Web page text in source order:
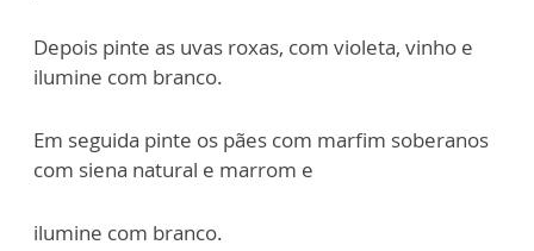
Depois pinte as uvas roxas, com violeta, vinho e
ilumine com branco.
Em seguida pinte os pães com marfim soberanos
com siena natural e marrom e
ilumine com branco.